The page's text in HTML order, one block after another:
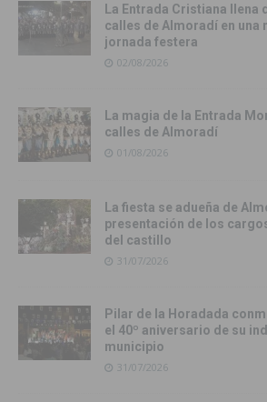
La Entrada Cristiana llena
calles de Almoradí en una
jornada festera
02/08/2026
La magia de la Entrada
calles de Almoradí
01/08/2026
La fiesta se adueña de
presentación de los
del castillo
31/07/2026
Pilar de la Horadada
el 40º aniversario de su
municipio
31/07/2026